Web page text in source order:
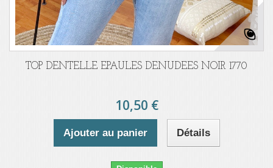
TOP DENTELLE EPAULES DENUDEES NOIR 1770
10,50 €
Ajouter au panier Détails